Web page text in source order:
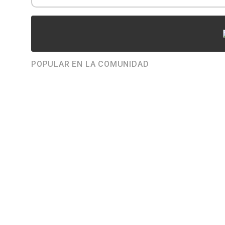
POPULAR EN LA COMUNIDAD